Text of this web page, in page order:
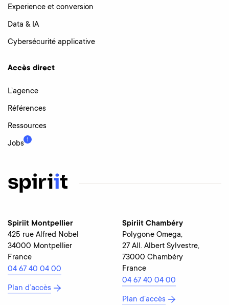
Experience et conversion
Data & IA
Cybersécurité applicative
Accès direct
L’agence
Références
Ressources
Jobs 1
Spiriit Montpellier
425 rue Alfred Nobel
34000 Montpellier
France
04 67 40 04 00
Plan d’accès
Spiriit Chambéry
Polygone Omega,
27 All. Albert Sylvestre,
73000 Chambéry
France
04 67 40 04 00
Plan d’accès